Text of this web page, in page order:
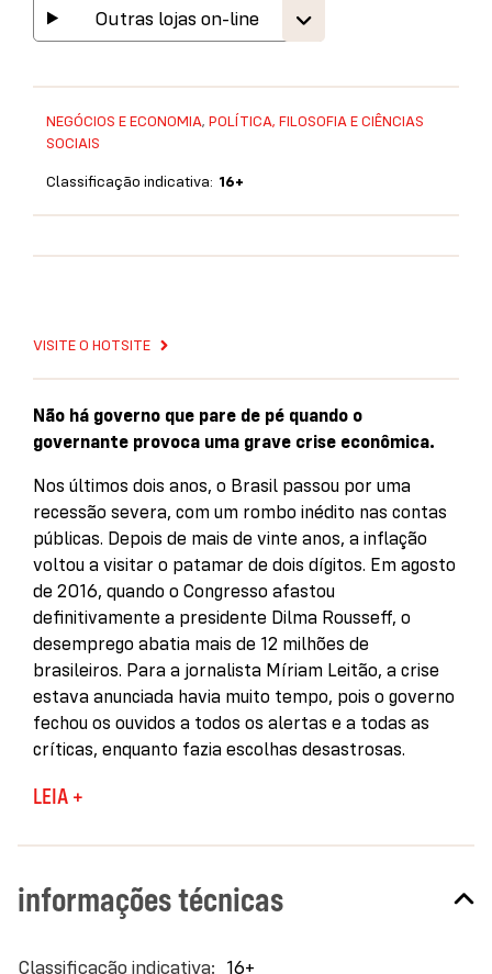
Outras lojas on-line
NEGÓCIOS E ECONOMIA, POLÍTICA, FILOSOFIA E CIÊNCIAS
SOCIAIS
Classificação indicativa: 16+
VISITE O HOTSITE
Não há governo que pare de pé quando o
governante provoca uma grave crise econômica.
Nos últimos dois anos, o Brasil passou por uma
recessão severa, com um rombo inédito nas contas
públicas. Depois de mais de vinte anos, a inflação
voltou a visitar o patamar de dois dígitos. Em agosto
de 2016, quando o Congresso afastou
definitivamente a presidente Dilma Rousseff, o
desemprego abatia mais de 12 milhões de
brasileiros. Para a jornalista Míriam Leitão, a crise
estava anunciada havia muito tempo, pois o governo
fechou os ouvidos a todos os alertas e a todas as
críticas, enquanto fazia escolhas desastrosas.
O colunismo diário obriga o jornalista ao esforço de
A verdade é teimosa, encontram-se 118 textos
econômica parecia um verdadeiro atrevimento, até
novembro de 2016, quando o governo Temer
LEIA +
informações técnicas
Mais
16+